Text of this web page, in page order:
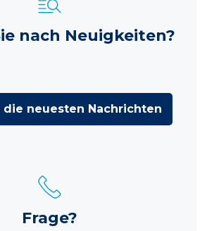
nach Neuigkeiten?
die neuesten Nachrichten
Frage?